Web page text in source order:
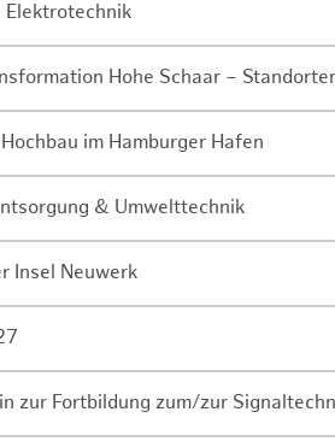
Hohe Schaar –
im Hamburger Hafen
& Umwelttechnik
Insel Neuwerk
zur Fortbildung zum/zur